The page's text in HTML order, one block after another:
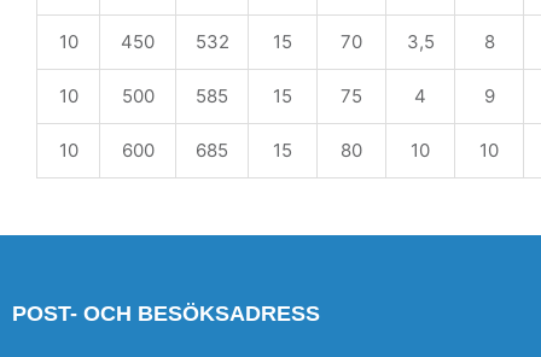
10 450 532 15 70 3,5 8
10 500 585 15 75 4 9
10 600 685 15 80 10 10
POST- OCH BESÖKSADRESS